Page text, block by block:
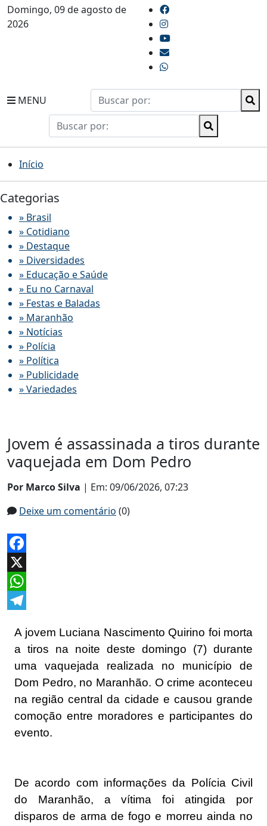
Domingo, 09 de agosto de
2026
MENU
Início
Categorias
» Brasil
» Cotidiano
» Destaque
» Diversidades
» Educação e Saúde
» Eu no Carnaval
» Festas e Baladas
» Maranhão
» Notícias
» Polícia
» Política
» Publicidade
» Variedades
Jovem é assassinada a tiros durante
vaquejada em Dom Pedro
Por Marco Silva | Em: 09/06/2026, 07:23
Deixe um comentário (0)
Facebook
X
WhatsApp
A jovem Luciana Nascimento Quirino foi morta
a tiros na noite deste domingo (7) durante
uma vaquejada realizada no município de
Dom Pedro, no Maranhão. O crime aconteceu
na região central da cidade e causou grande
comoção entre moradores e participantes do
evento.
De acordo com informações da Polícia Civil
do Maranhão, a vítima foi atingida por
disparos de arma de fogo e morreu ainda no